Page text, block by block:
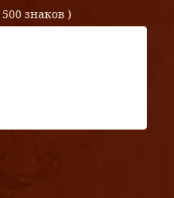
500 знаков )